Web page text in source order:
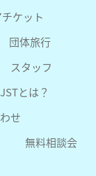
ケット
団体旅行
スタッフ
JSTとは？
せ
無料相談会